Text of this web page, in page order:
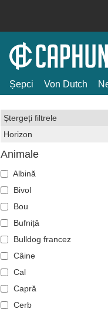
Șepci Von Dutch
Ștergeți filtrele
Horizon
Animale
Albină
Bivol
Bou
Bufniță
Bulldog francez
Câine
Cal
Capră
Cerb